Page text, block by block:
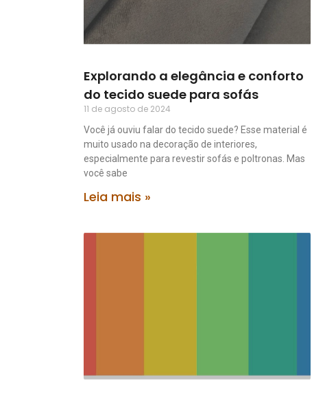
Explorando a elegância e conforto
do tecido suede para sofás
11 de agosto de 2024
Você já ouviu falar do tecido suede? Esse material é
muito usado na decoração de interiores,
especialmente para revestir sofás e poltronas. Mas
você sabe
Leia mais »